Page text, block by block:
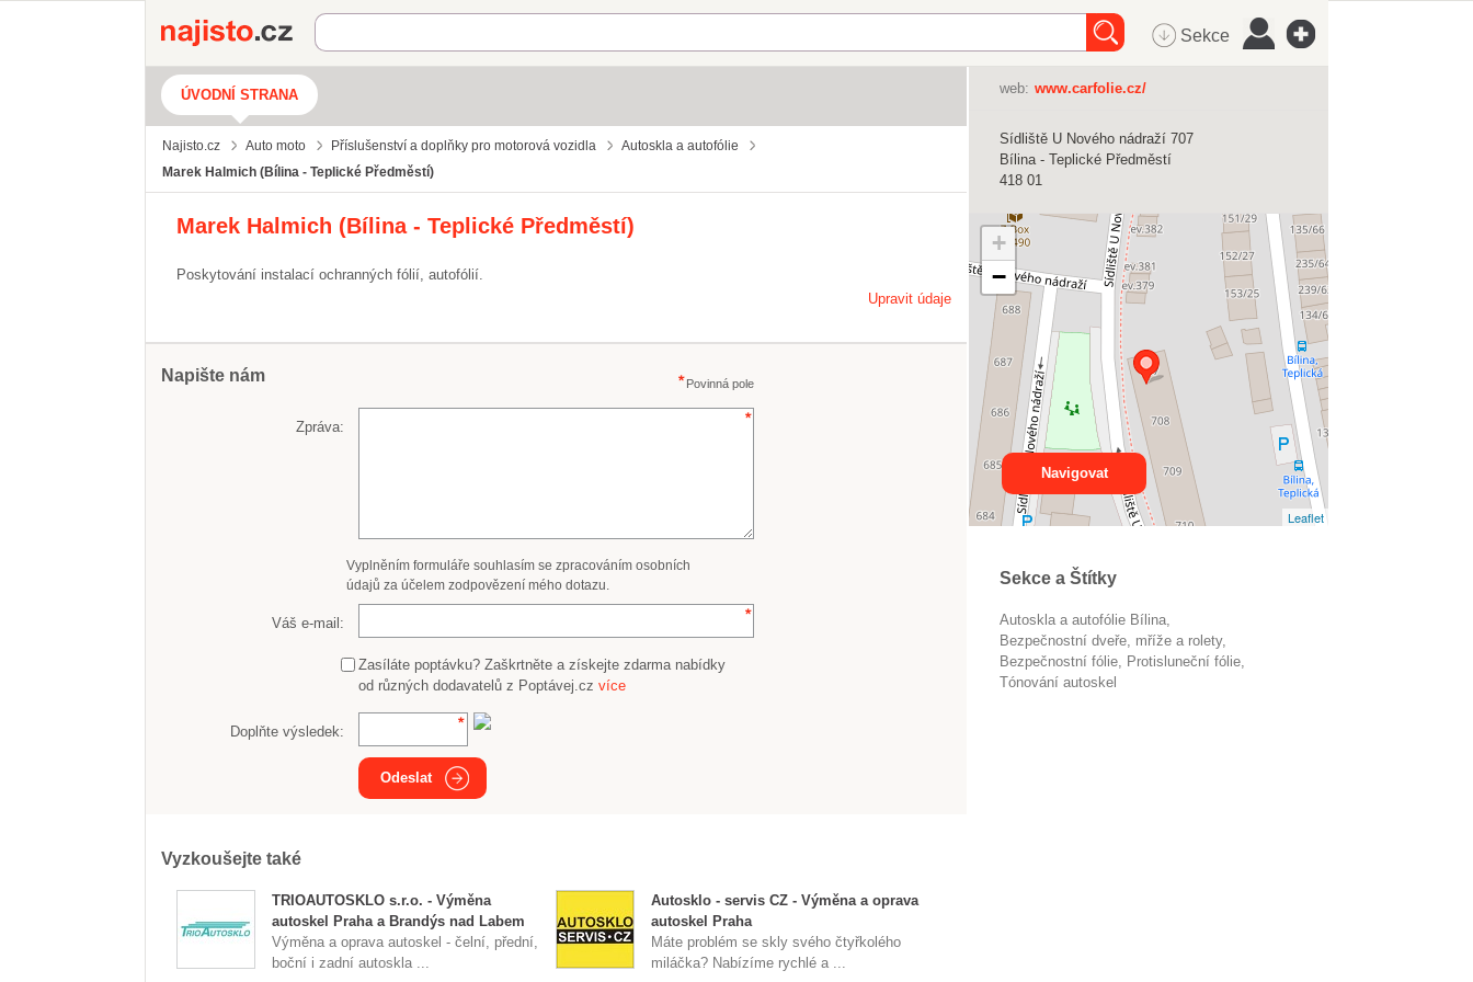
Najisto.cz Sekce
ÚVODNÍ STRANA
Najisto.cz Auto moto Příslušenství a doplňky pro motorová vozidla
Autoskla a autofólie
Marek Halmich (Bílina - Teplické Předměstí)
Marek Halmich (Bílina - Teplické Předměstí)
Poskytování instalací ochranných fólií, autofólií.
Upravit údaje
Napište nám Povinná pole
Zpráva:
Vyplněním formuláře souhlasím se zpracováním osobních
údajů za účelem zodpovězení mého dotazu.
Váš e-mail:
Zasíláte poptávku? Zaškrtněte a získejte zdarma nabídky
od různých dodavatelů z Poptávej.cz více
Doplňte výsledek:
Odeslat
Vyzkoušejte také
TRIOAUTOSKLO s.r.o. - Výměna
autoskel Praha a Brandýs nad Labem
Výměna a oprava autoskel - čelní, přední,
boční i zadní autoskla ...
Autosklo - servis CZ - Výměna a oprava
autoskel Praha
Máte problém se skly svého čtyřkolého
miláčka? Nabízíme rychlé a ...
web: www.carfolie.cz/
Sídliště U Nového nádraží 707
Bílina - Teplické Předměstí
418 01
+
−
Leaflet
Navigovat
Sekce a Štítky
Autoskla a autofólie Bílina
Bezpečnostní dveře, mříže a rolety
bezpečnostní fólie
protisluneční fólie
tónování autoskel